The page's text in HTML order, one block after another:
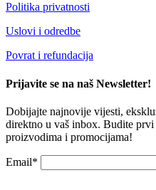
Politika privatnosti
Uslovi i odredbe
Povrat i refundacija
Prijavite se na naš Newsletter!
Dobijajte najnovije vijesti,
direktno u vaš inbox. Budite
proizvodima i promocijama!
Email*